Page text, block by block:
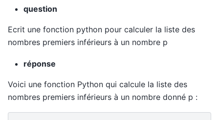
question
Ecrit une fonction python pour calculer la liste des
nombres premiers inférieurs à un nombre p
réponse
Voici une fonction Python qui calcule la liste des
nombres premiers inférieurs à un nombre donné p :